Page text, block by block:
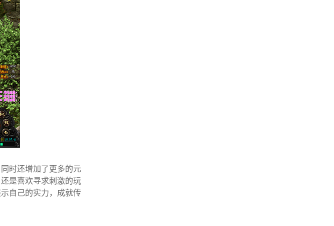
时还增加了更多的元
是喜欢寻求刺激的玩
自己的实力，成就传